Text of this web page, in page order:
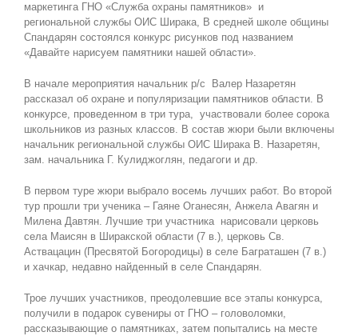
маркетинга ГНО «Служба охраны памятников» и
региональной службы ОИС Ширака, В средней школе общины
Спандарян состоялся конкурс рисунков под названием
«Давайте нарисуем памятники нашей области».
В начале мероприятия начальник р/с Валер Назаретян
рассказал об охране и популяризации памятников области. В
конкурсе, проведенном в три тура, участвовали более сорока
школьников из разных классов. В состав жюри были включены
начальник региональной службы ОИС Ширака В. Назаретян,
зам. начальника Г. Кулиджоглян, педагоги и др.
В первом туре жюри выбрало восемь лучших работ. Во второй
тур прошли три ученика – Гаяне Оганесян, Анжела Авагян и
Милена Давтян. Лучшие три участника нарисовали церковь
села Маисян в Ширакской области (7 в.), церковь Св.
Аствацацин (Пресвятой Богородицы) в селе Баграташен (7 в.)
и хачкар, недавно найденный в селе Спандарян.
Трое лучших участников, преодолевшие все этапы конкурса,
получили в подарок сувениры от ГНО – головоломки,
рассказывающие о памятниках, затем попытались на месте